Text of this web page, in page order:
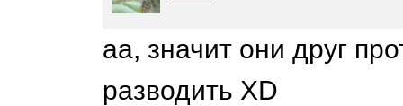
аа, значит они друг
разводить XD